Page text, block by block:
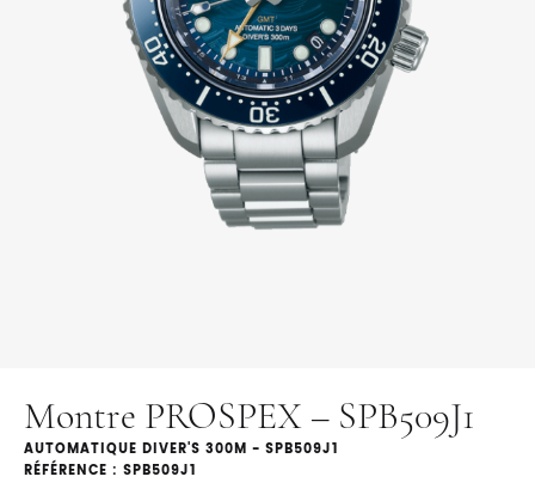
Montre PROSPEX – SPB509J1
AUTOMATIQUE DIVER'S 300M - SPB509J1
RÉFÉRENCE : SPB509J1